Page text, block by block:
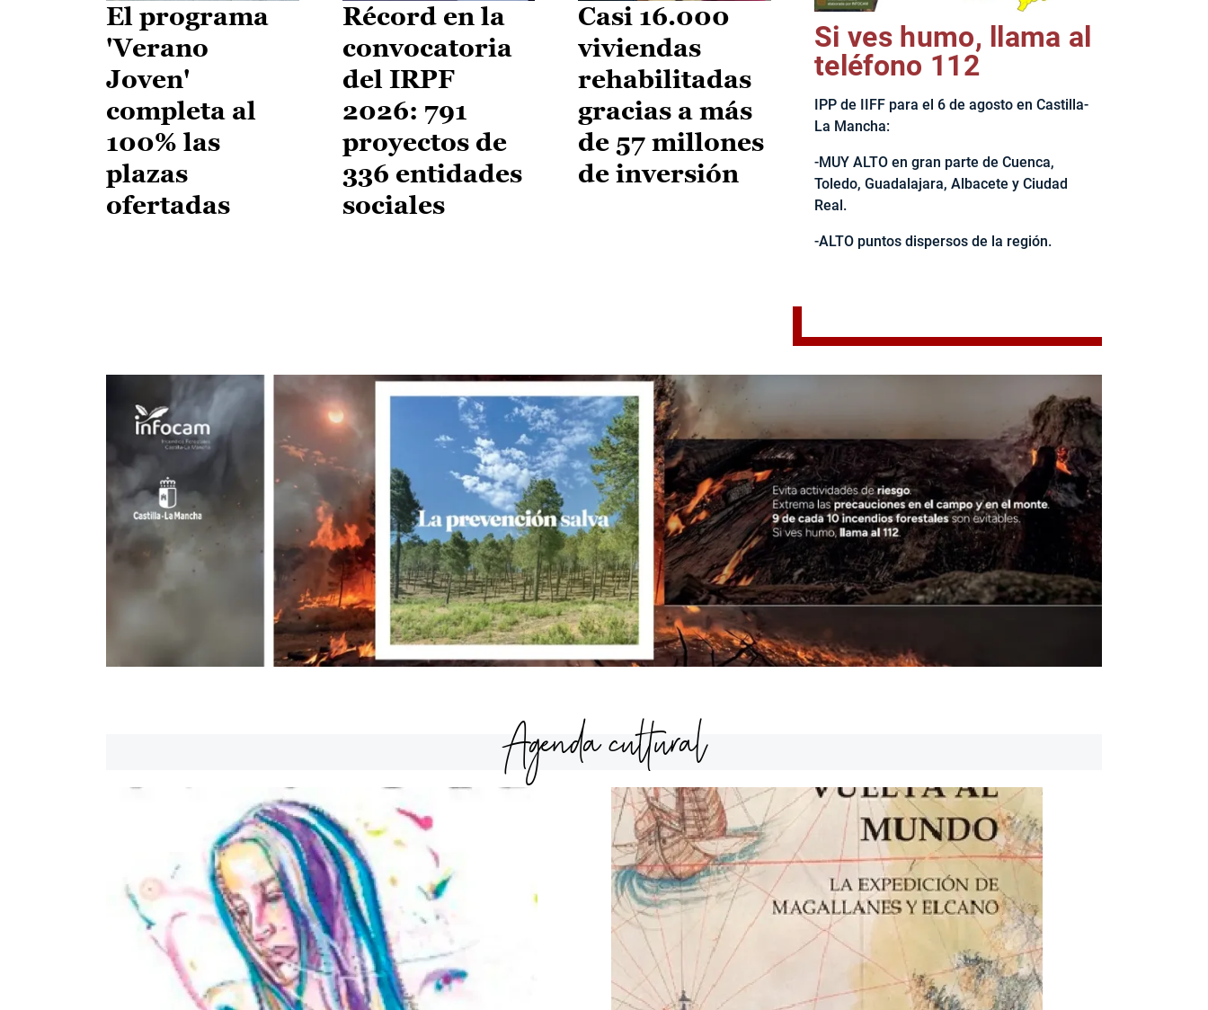
El programa
'Verano
Joven'
completa al
100% las
plazas
ofertadas
Récord en la
convocatoria
del IRPF
2026: 791
proyectos de
336 entidades
sociales
Casi 16.000
viviendas
rehabilitadas
gracias a más
de 57 millones
de inversión
Si ves humo, llama al
teléfono 112
IPP de IIFF para el 6 de agosto en Castilla-
La Mancha:
-MUY ALTO en gran parte de Cuenca,
Toledo, Guadalajara, Albacete y Ciudad
Real.
-ALTO puntos dispersos de la región.
Agenda cultural